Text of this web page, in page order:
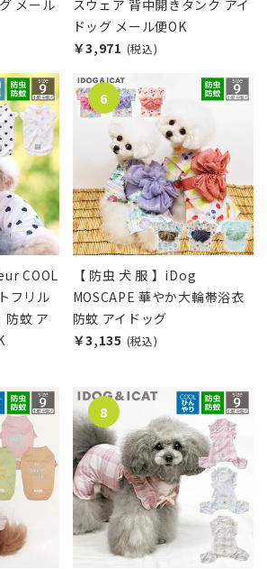
メール
スウェア 背中開きタンク アイ
ドッグ メール便OK
￥3,971 (税込)
COOL
フリル
防蚊 ア
【 防虫 犬 服 】iDog
MOSCAPE 華やか大輪帯浴衣
防蚊 アイドッグ
￥3,135 (税込)